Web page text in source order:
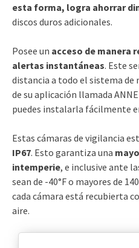
esta forma, logra ahorrar
discos duros adicionales.
Posee un acceso de manera
alertas instantáneas. Este
distancia a todo el sistema
de su aplicación llamada
puedes instalarla fácilmente
Estas cámaras de vigilancia
IP67. Esto garantiza una
intemperie, e inclusive ante
sean de -40°F o mayores de
cada cámara está recubierta
aire.